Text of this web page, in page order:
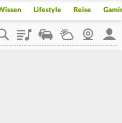
Lifestyle Reise
PlaylistStaupilotWetterWebcam